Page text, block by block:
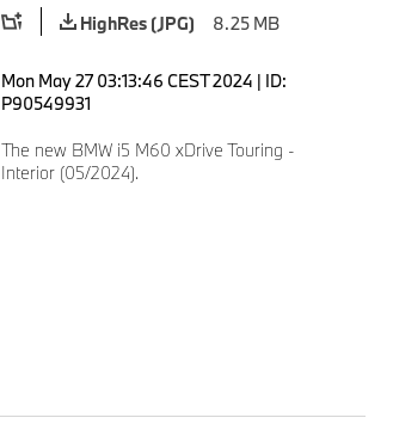
HighRes (JPG)
8.25 MB
Mon May 27 03:13:46 CEST 2024 | ID:
P90549931
The new BMW i5 M60 xDrive Touring -
Interior (05/2024).